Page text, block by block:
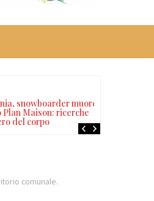
snowboarder muore in
Plan Maison: ricerche
del corpo
comunale.